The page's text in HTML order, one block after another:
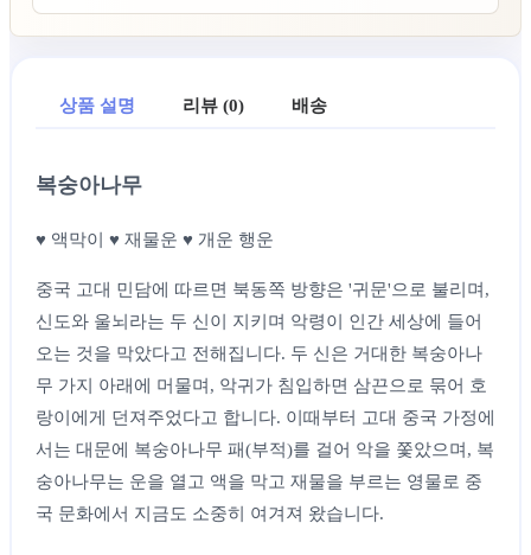
복숭아나무
♥ 액막이 ♥ 재물운 ♥ 개운 행운
중국 고대 민담에 따르면 북동쪽 방향은 '귀문'으로 불리며,
신도와 울뇌라는 두 신이 지키며 악령이 인간 세상에 들어
오는 것을 막았다고 전해집니다. 두 신은 거대한 복숭아나
무 가지 아래에 머물며, 악귀가 침입하면 삼끈으로 묶어 호
랑이에게 던져주었다고 합니다. 이때부터 고대 중국 가정에
서는 대문에 복숭아나무 패(부적)를 걸어 악을 쫓았으며, 복
숭아나무는 운을 열고 액을 막고 재물을 부르는 영물로 중
국 문화에서 지금도 소중히 여겨져 왔습니다.
상품 설명 리뷰 (0) 배송